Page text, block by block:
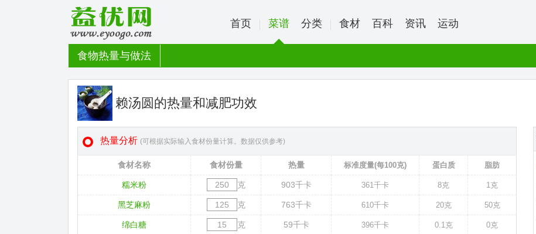
首页 菜谱 分类 食材 百科 资讯 运动
食物热量与做法
赖汤圆的热量和减肥功效
热量分析 (可根据实际输入食材份量计算。数据仅供参考)
食材名称 食材份量 热量 标准度量(每100克) 蛋白质 脂肪
糯米粉 克 903千卡 361千卡 8克 1克
黑芝麻粉 克 763千卡 610千卡 20克 50克
绵白糖 克 59千卡 396千卡 0.1克 0克